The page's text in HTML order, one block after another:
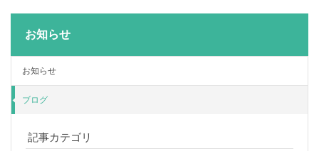
お知らせ
お知らせ
ブログ
記事カテゴリ